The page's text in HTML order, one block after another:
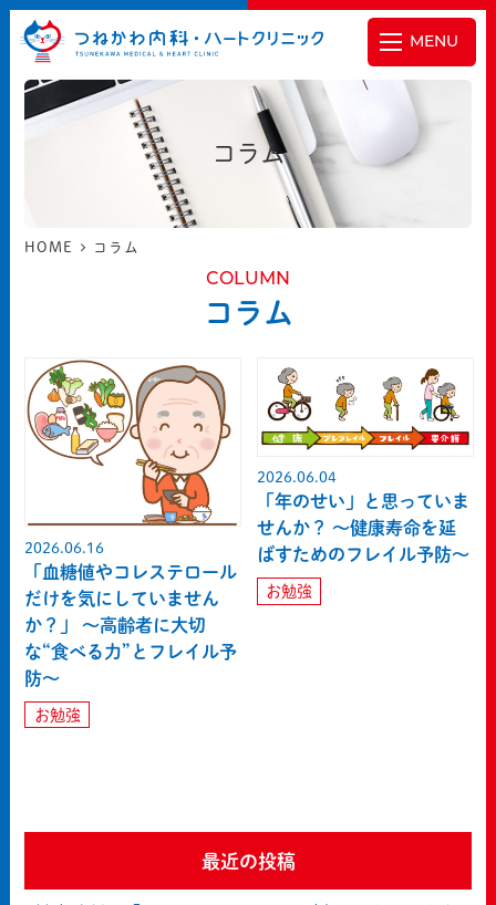
MENU
コラム
HOME コラム
COLUMN
コラム
2026.06.16
「血糖値やコレステロール
だけを気にしていません
か？」 ～高齢者に大切
な“食べる力”とフレイル予
防～
お勉強
2026.06.04
「年のせい」と思っていま
せんか？ ～健康寿命を延
ばすためのフレイル予防～
お勉強
最近の投稿